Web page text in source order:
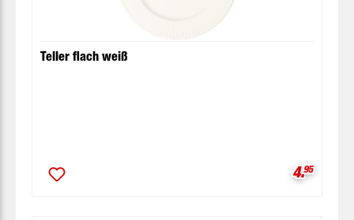
Teller flach weiß
4.95